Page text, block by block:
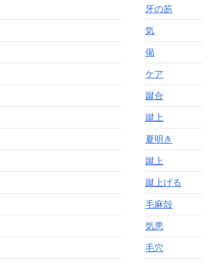
牙の笏
気
偈
ケア
蹴合
蹴上
夏明き
蹴上
蹴上げる
毛麻殻
気悪
毛穴